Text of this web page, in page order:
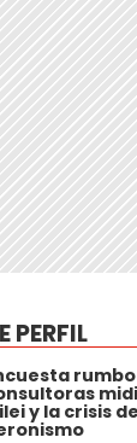
PERFIL
y la crisis